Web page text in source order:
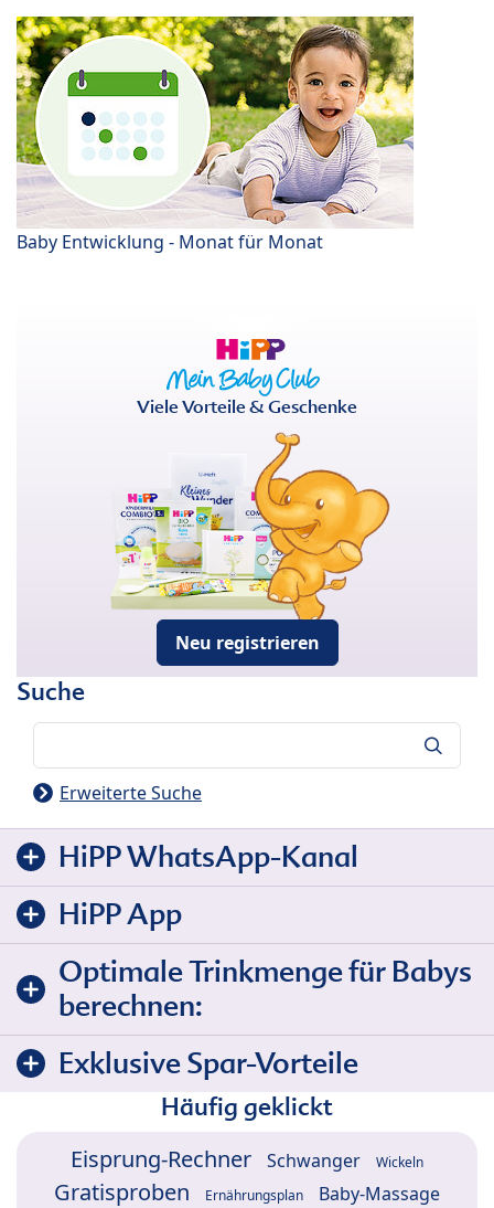
Baby Entwicklung - Monat für Monat
Viele Vorteile & Geschenke
Neu registrieren
Suche
Erweiterte Suche
HiPP WhatsApp-Kanal
HiPP App
Optimale Trinkmenge für Babys
berechnen:
Exklusive Spar-Vorteile
Häufig geklickt
Eisprung-Rechner Schwanger Wickeln
Gratisproben Ernährungsplan Baby-Massage